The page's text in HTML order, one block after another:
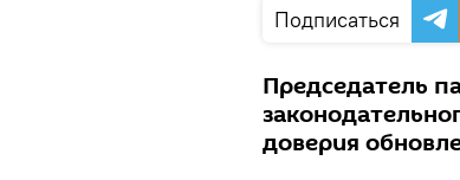
Подписаться
Председатель
доверия